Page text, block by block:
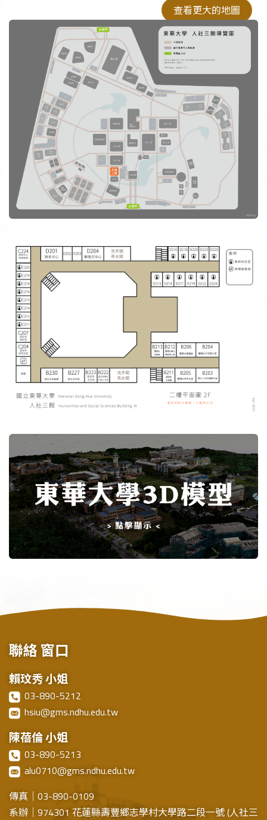
查看更大的地圖
聯絡窗口
賴玟秀 小姐
03-890-5212
hsiu@gms.ndhu.edu.tw
陳蓓倫 小姐
03-890-5213
alu0710@gms.ndhu.edu.tw
傳真｜03-890-0109
系辦｜974301 花蓮縣壽豐鄉志學村大學路二段一號 (人社三